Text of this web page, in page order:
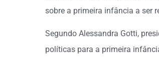
sobre a primeira infância a ser
Segundo Alessandra Gotti,
políticas para a primeira